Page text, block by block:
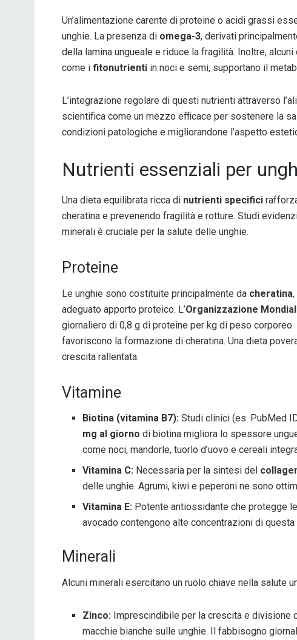
Un’alimentazione carente di proteine o acidi grassi
unghie. La presenza di omega-3, derivati
della lamina ungueale e riduce la fragilità. Inoltre,
come i fitonutrienti in noci e semi, supportano il
L’integrazione regolare di questi nutrienti attraverso
scientifica come un mezzo efficace per sostenere la
condizioni patologiche e migliorandone l’aspetto
Nutrienti essenziali per
Una dieta equilibrata ricca di nutrienti specifici
cheratina e prevenendo fragilità e rotture. Studi
minerali è cruciale per la salute delle unghie.
Proteine
Le unghie sono costituite principalmente da cheratina
adeguato apporto proteico. L’Organizzazione
giornaliero di 0,8 g di proteine per kg di peso corporeo.
favoriscono la formazione di cheratina. Una dieta
crescita rallentata.
Vitamine
Biotina (vitamina B7): Studi clinici (es. PubMed
mg al giorno di biotina migliora lo spessore
come noci, mandorle, tuorlo d’uovo e cereali
Vitamina C: Necessaria per la sintesi del
delle unghie. Agrumi, kiwi e peperoni ne sono
Vitamina E: Potente antiossidante che protegge
avocado contengono alte concentrazioni di questa
Minerali
Alcuni minerali esercitano un ruolo chiave nella salute
Zinco: Imprescindibile per la crescita e divisione
macchie bianche sulle unghie. Il fabbisogno